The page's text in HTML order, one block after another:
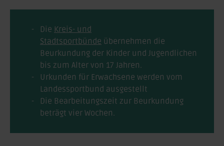
Die Kreis- und
Stadtsportbünde übernehmen die
Beurkundung der Kinder und Jugendlichen
bis zum Alter von 17 Jahren.
Urkunden für Erwachsene werden vom
Landessportbund ausgestellt
Die Bearbeitungszeit zur Beurkundung
beträgt vier Wochen.